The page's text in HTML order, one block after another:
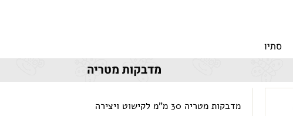
סתיו
מדבקות מטריה
מדבקות מטריה 30 מ"מ לקישוט ויצירה